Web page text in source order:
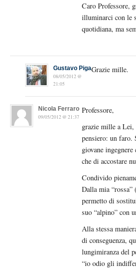
Caro Professore,
illuminarci con le
quotidiana, ma
Gustavo Piga
08/05/2012 @
21:05
Grazie mille.
Nicola Ferraro
09/05/2012 @ 21:37
Professore,
grazie mille a
pensiero: un faro.
giovane
che di accostare
Condivido
Dalla mia
permetto di
suo “alpino” con
Alla stessa
di conseguenza,
lungimiranza del
“io odio gli